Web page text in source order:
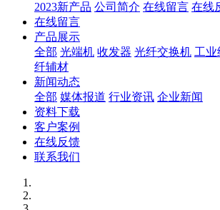
2023新产品 公司简介 在线留言 在线
在线留言
产品展示
全部 光端机 收发器 光纤交换机 工业
纤辅材
新闻动态
全部 媒体报道 行业资讯 企业新闻
资料下载
客户案例
在线反馈
联系我们